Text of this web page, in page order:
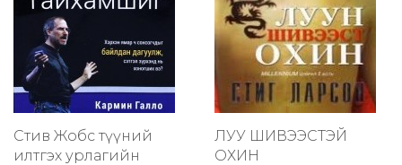
Стив Жобс түүний
илтгэх урлагийн
ЛУУ ШИВЭЭСТЭЙ
ОХИН